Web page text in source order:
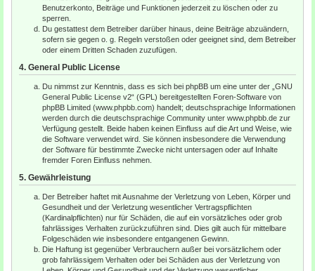
Benutzerkonto, Beiträge und Funktionen jederzeit zu löschen oder zu
sperren.
Du gestattest dem Betreiber darüber hinaus, deine Beiträge abzuändern,
sofern sie gegen o. g. Regeln verstoßen oder geeignet sind, dem Betreiber
oder einem Dritten Schaden zuzufügen.
4. General Public License
Du nimmst zur Kenntnis, dass es sich bei phpBB um eine unter der „ GNU
General Public License v2“ (GPL) bereitgestellten Foren-Software von
phpBB Limited (www.phpbb.com) handelt; deutschsprachige Informationen
werden durch die deutschsprachige Community unter www.phpbb.de zur
Verfügung gestellt. Beide haben keinen Einfluss auf die Art und Weise, wie
die Software verwendet wird. Sie können insbesondere die Verwendung
der Software für bestimmte Zwecke nicht untersagen oder auf Inhalte
fremder Foren Einfluss nehmen.
5. Gewährleistung
Der Betreiber haftet mit Ausnahme der Verletzung von Leben, Körper und
Gesundheit und der Verletzung wesentlicher Vertragspflichten
(Kardinalpflichten) nur für Schäden, die auf ein vorsätzliches oder grob
fahrlässiges Verhalten zurückzuführen sind. Dies gilt auch für mittelbare
Folgeschäden wie insbesondere entgangenen Gewinn.
Die Haftung ist gegenüber Verbrauchern außer bei vorsätzlichem oder
grob fahrlässigem Verhalten oder bei Schäden aus der Verletzung von